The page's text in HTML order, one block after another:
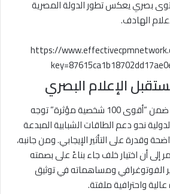
بصري يعكس تطور الدولة المصرية
الهادف.
https://
الإعلام البصري
يعكس تكريم إسلام خلف ضمن “أقوى 100 شخصية مؤثرة” توجه
نحو دعم الطاقات الشبابية المبدعة
وقدرة على التأثير الإيجابي. ومن جانبه،
إلى أن اختيار خلف جاء بناءً على بصمته
الفوتوغرافي ومساهماته في توثيق
واحترافية ملفتة.